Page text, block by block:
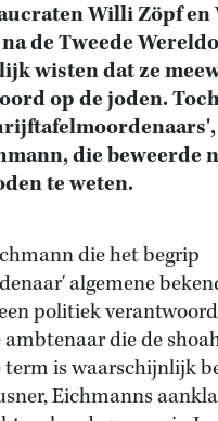
Willi Zöpf
de Tweede
wisten dat ze
op de joden.
die beweerde
te weten.
die het begrip
algemene
politiek
ambtenaar die de
term is waarschijnlijk
Eichmanns